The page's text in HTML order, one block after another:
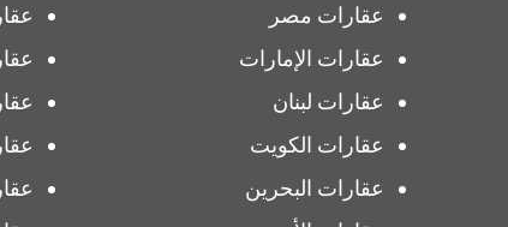
عقارات مصر
عقارات الإمارات
عقارات لبنان
عقارات الكويت
عقارات البحرين